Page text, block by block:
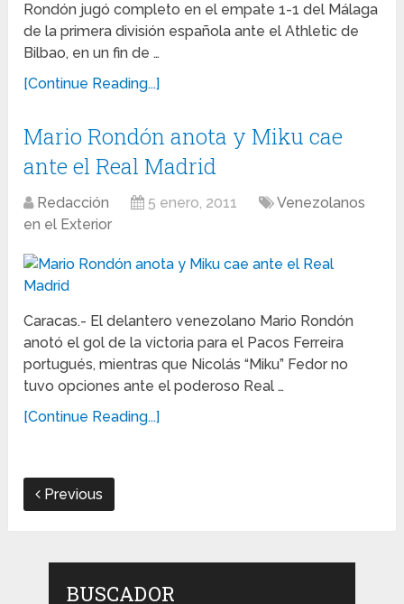
Rondón jugó completo en el empate 1-1 del Málaga
de la primera división española ante el Athletic de
Bilbao, en un fin de …
[Continue Reading...]
Mario Rondón anota y Miku cae
ante el Real Madrid
Redacción 5 enero, 2011
Venezolanos
en el Exterior
Caracas.- El delantero venezolano Mario Rondón
anotó el gol de la victoria para el Pacos Ferreira
portugués, mientras que Nicolás “Miku” Fedor no
tuvo opciones ante el poderoso Real …
[Continue Reading...]
Previous
BUSCADOR